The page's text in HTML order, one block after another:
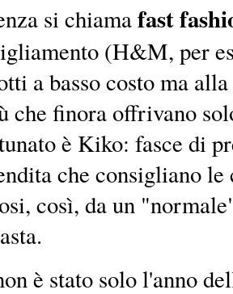
si chiamafast
(H&M, per
a basso costo ma
che finora offrivano
è Kiko: fasce di
che consigliano
così, da un
è stato solo l'anno